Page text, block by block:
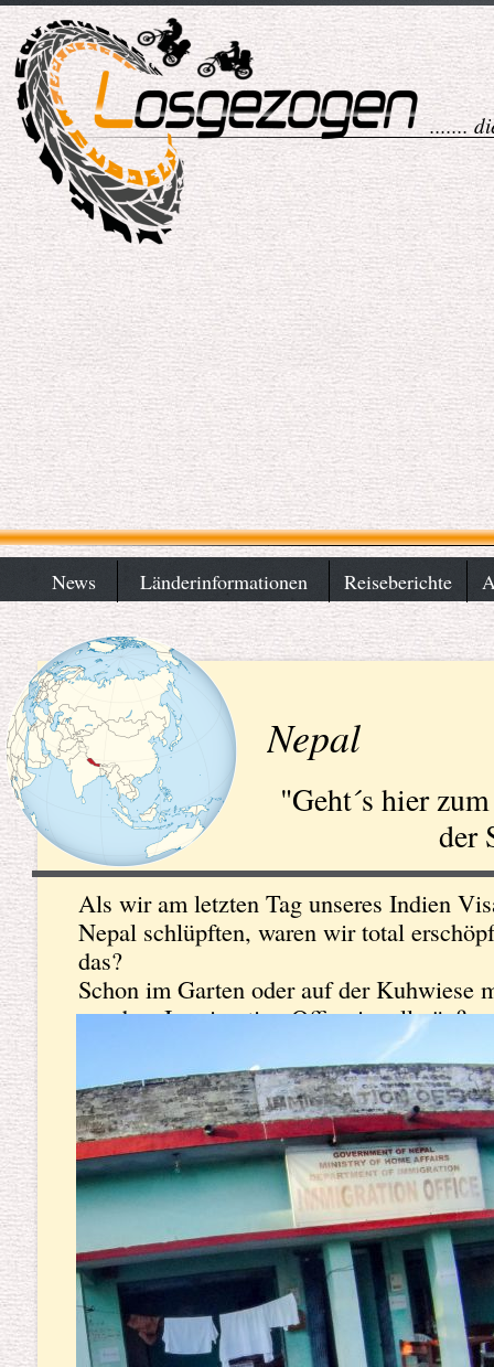
Als wir am letzten Tag unseres Indien
Nepal schlüpften, waren wir total
das?
Schon im Garten oder auf der Kuhwiese
vor dem Immigration Office im
in welchem uns die weiße Wäsche der
entgegenflatterte und sie uns dabei mit
Tisch gelassen anschauten, wurde es klar.
"Geht´s hier
der Sturm
Nepal
News Länderinformationen Reiseberichte
.......